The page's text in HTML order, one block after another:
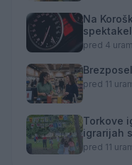
Na
progah in
pred 4
pred 11
Torkove
igrarijah
pred 11